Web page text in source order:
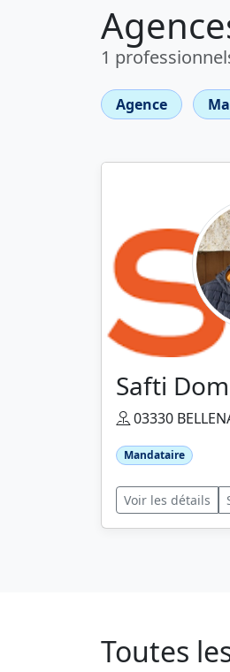
1
Agence
Safti
03330
Mandataire
Voir les détails
Toutes